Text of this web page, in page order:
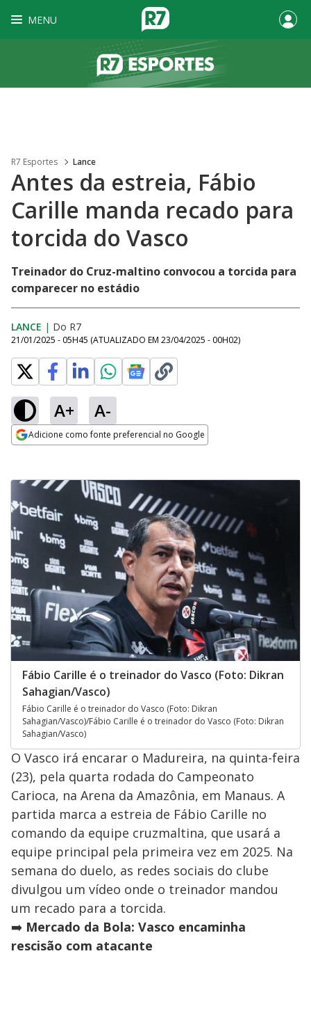
MENU
R7 Esportes Lance
Antes da estreia, Fábio
Carille manda recado para
torcida do Vasco
Treinador do Cruz-maltino convocou a torcida para
comparecer no estádio
LANCE | Do R7
21/01/2025 - 05H45 (ATUALIZADO EM 23/04/2025 - 00H02)
A+ A-
Adicione como fonte preferencial no Google
Fábio Carille é o treinador do Vasco (Foto: Dikran
Sahagian/Vasco)
Fábio Carille é o treinador do Vasco (Foto: Dikran
Sahagian/Vasco)/Fábio Carille é o treinador do Vasco (Foto: Dikran
Sahagian/Vasco)
O Vasco irá encarar o Madureira, na quinta-feira
(23), pela quarta rodada do Campeonato
Carioca, na Arena da Amazônia, em Manaus. A
partida marca a estreia de Fábio Carille no
comando da equipe cruzmaltina, que usará a
equipe principal pela primeira vez em 2025. Na
semana do duelo, as redes sociais do clube
divulgou um vídeo onde o treinador mandou
um recado para a torcida.
➡️ Mercado da Bola: Vasco encaminha
rescisão com atacante